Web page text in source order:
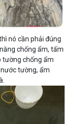
nó cần phải đúng
chống ẩm, tấm
tường chống ẩm
tường, ẩm